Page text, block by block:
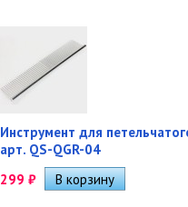
Инструмент для
арт. QS-QGR-04
299 ₽